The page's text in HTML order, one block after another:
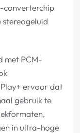
converterchip
stereogeluid
met PCM-
ervoor dat
gebruik te
in ultra-hoge